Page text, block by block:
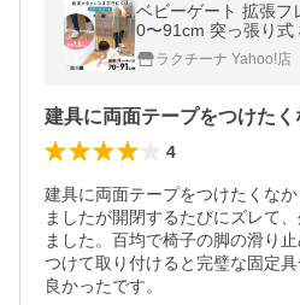
ベビーゲート 拡張フ
0〜91cm 突っ張り式
ト 犬 リビング キッ
ゲート BF *
ラクチーナ Yahoo!店
4
建具に両面テープをつけたくな
ましたが開閉するたびにズレて
ました。百均で椅子の脚の滑り
つけて取り付けると完璧な固定具
良かったです。